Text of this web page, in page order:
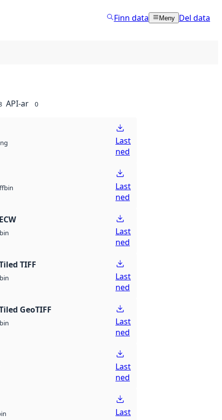
Finn data Meny Del data
API-ar 0
Last
ned
bin
Last
ned
bin
Last
ned
TIFF
bin
Last
ned
GeoTIFF
bin
Last
ned
Last
ned
Last